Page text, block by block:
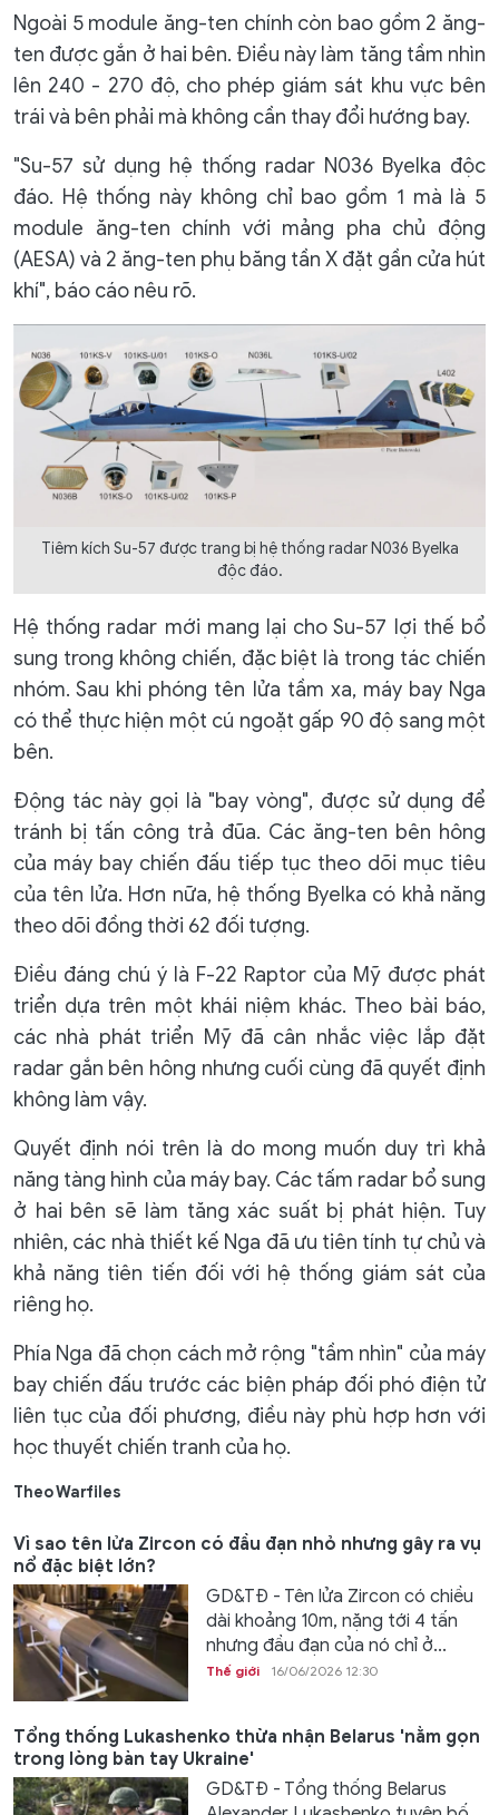
Ngoài 5 module ăng-ten chính còn bao gồm 2 ăng-
ten được gắn ở hai bên. Điều này làm tăng tầm nhìn
lên 240 - 270 độ, cho phép giám sát khu vực bên
trái và bên phải mà không cần thay đổi hướng bay.
"Su-57 sử dụng hệ thống radar N036 Byelka độc
đáo. Hệ thống này không chỉ bao gồm 1 mà là 5
module ăng-ten chính với mảng pha chủ động
(AESA) và 2 ăng-ten phụ băng tần X đặt gần cửa hút
khí", báo cáo nêu rõ.
Tiêm kích Su-57 được trang bị hệ thống radar N036 Byelka
độc đáo.
Hệ thống radar mới mang lại cho Su-57 lợi thế bổ
sung trong không chiến, đặc biệt là trong tác chiến
nhóm. Sau khi phóng tên lửa tầm xa, máy bay Nga
có thể thực hiện một cú ngoặt gấp 90 độ sang một
bên.
Động tác này gọi là "bay vòng", được sử dụng để
tránh bị tấn công trả đũa. Các ăng-ten bên hông
của máy bay chiến đấu tiếp tục theo dõi mục tiêu
của tên lửa. Hơn nữa, hệ thống Byelka có khả năng
theo dõi đồng thời 62 đối tượng.
Điều đáng chú ý là F-22 Raptor của Mỹ được phát
triển dựa trên một khái niệm khác. Theo bài báo,
các nhà phát triển Mỹ đã cân nhắc việc lắp đặt
radar gắn bên hông nhưng cuối cùng đã quyết định
không làm vậy.
Quyết định nói trên là do mong muốn duy trì khả
năng tàng hình của máy bay. Các tấm radar bổ sung
ở hai bên sẽ làm tăng xác suất bị phát hiện. Tuy
nhiên, các nhà thiết kế Nga đã ưu tiên tính tự chủ và
khả năng tiên tiến đối với hệ thống giám sát của
riêng họ.
Phía Nga đã chọn cách mở rộng "tầm nhìn" của máy
bay chiến đấu trước các biện pháp đối phó điện tử
liên tục của đối phương, điều này phù hợp hơn với
học thuyết chiến tranh của họ.
Theo Warfiles
Vì sao tên lửa Zircon có đầu đạn nhỏ nhưng gây ra vụ
nổ đặc biệt lớn?
GD&TĐ - Tên lửa Zircon có chiều
dài khoảng 10m, nặng tới 4 tấn
nhưng đầu đạn của nó chỉ ở...
Thế giới 16/06/2026 12:30
Tổng thống Lukashenko thừa nhận Belarus 'nằm gọn
trong lòng bàn tay Ukraine'
GD&TĐ - Tổng thống Belarus